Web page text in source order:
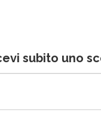
subito uno